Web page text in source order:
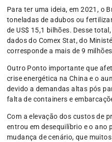
Para ter uma ideia, em 2021, o
toneladas de adubos ou
de US$ 15,1 bilhões. Desse
dados do Comex Stat, do
corresponde a mais de 9
Outro Ponto importante que
crise energética na China e o
devido a demandas altas pós
falta de containers e
Com a elevação dos custos de
entrou em desequilíbrio e o ano
mudança de cenário, que